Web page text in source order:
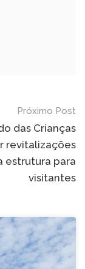
Próximo Post
das Crianças
revitalizações
estrutura para
visitantes